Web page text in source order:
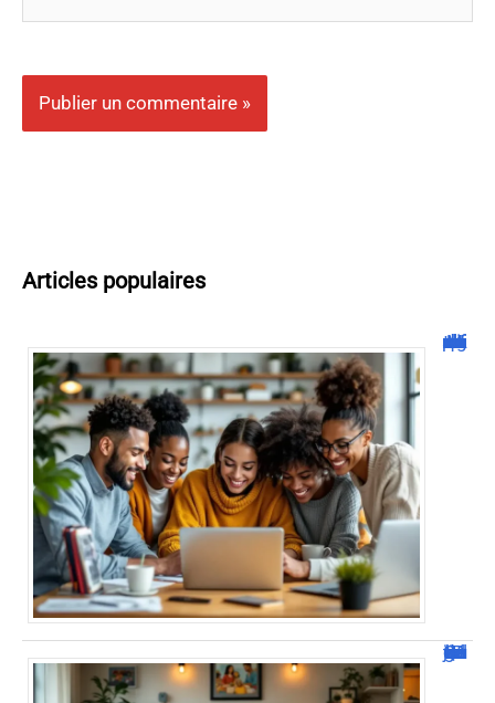
Articles populaires
Malgrim com : tout ce que vous devez savoir sur la plateforme !
JetPunk : Quiz et jeux de culture générale